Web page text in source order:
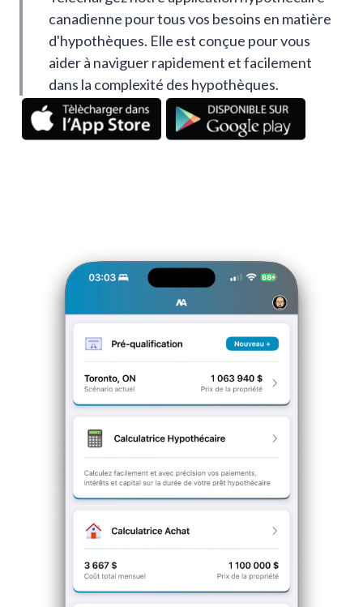
canadienne pour tous vos besoins en matière
d'hypothèques. Elle est conçue pour vous
aider à naviguer rapidement et facilement
dans la complexité des hypothèques.